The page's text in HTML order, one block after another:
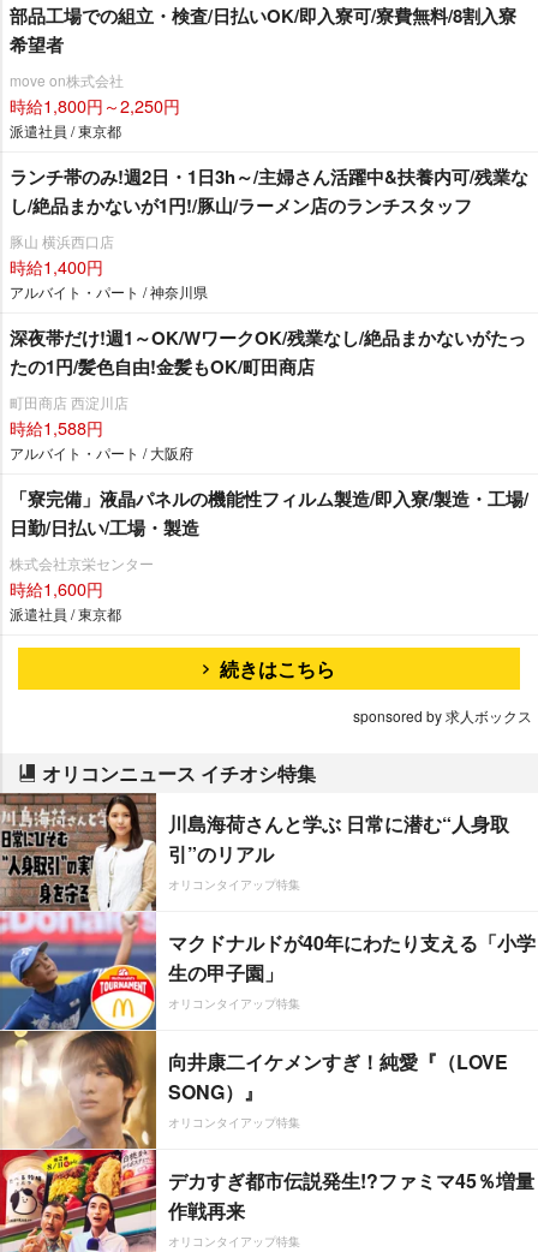
部品工場での組立・検査/日払いOK/即入寮可/寮費無料/8割入寮
希望者
move on株式会社
時給1,800円～2,250円
派遣社員 / 東京都
ランチ帯のみ!週2日・1日3h～/主婦さん活躍中&扶養内可/残業な
し/絶品まかないが1円!/豚山/ラーメン店のランチスタッフ
豚山 横浜西口店
時給1,400円
アルバイト・パート / 神奈川県
深夜帯だけ!週1～OK/WワークOK/残業なし/絶品まかないがたっ
たの1円/髪色自由!金髪もOK/町田商店
町田商店 西淀川店
時給1,588円
アルバイト・パート / 大阪府
「寮完備」液晶パネルの機能性フィルム製造/即入寮/製造・工場/
日勤/日払い/工場・製造
株式会社京栄センター
時給1,600円
派遣社員 / 東京都
続きはこちら
sponsored by 求人ボックス
オリコンニュース イチオシ特集
川島海荷さんと学ぶ 日常に潜む“人身取
引”のリアル
オリコンタイアップ特集
マクドナルドが40年にわたり支える「小学
生の甲子園」
オリコンタイアップ特集
向井康二イケメンすぎ！純愛『（LOVE
SONG）』
オリコンタイアップ特集
デカすぎ都市伝説発生!?ファミマ45％増量
作戦再来
オリコンタイアップ特集